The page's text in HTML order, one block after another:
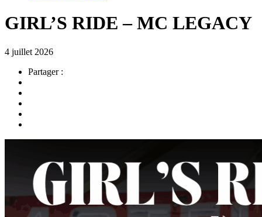
GIRL’S RIDE – MC LEGACY
4 juillet 2026
Partager :